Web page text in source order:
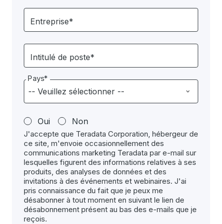
Entreprise*
Intitulé de poste*
Pays*
Oui Non
J'accepte que Teradata Corporation, hébergeur de
ce site, m'envoie occasionnellement des
communications marketing Teradata par e-mail sur
lesquelles figurent des informations relatives à ses
produits, des analyses de données et des
invitations à des événements et webinaires. J'ai
pris connaissance du fait que je peux me
désabonner à tout moment en suivant le lien de
désabonnement présent au bas des e-mails que je
reçois.